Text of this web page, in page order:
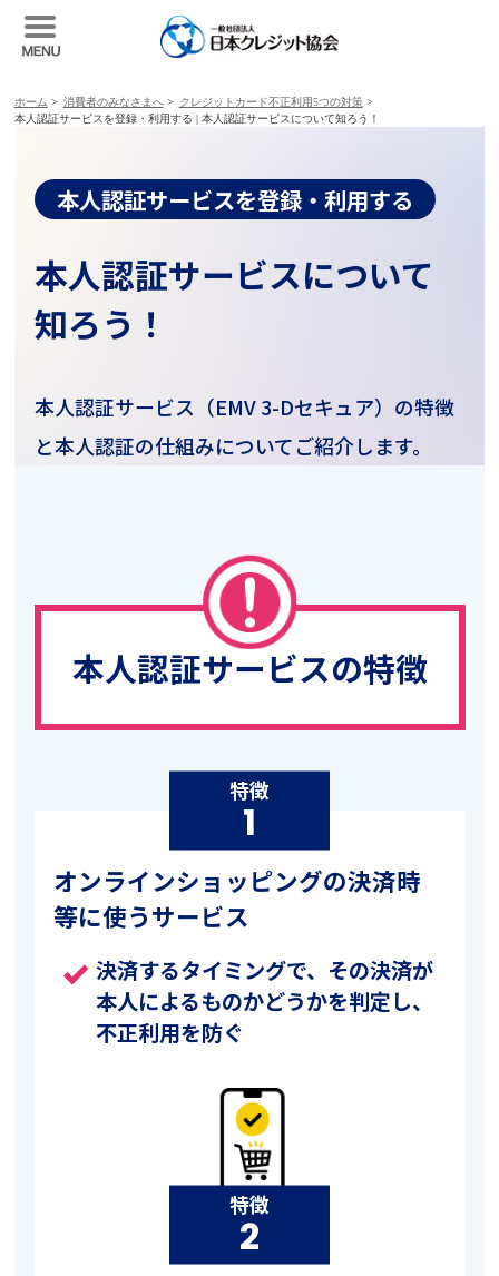
ホーム > 消費者のみなさまへ> クレジットカード不正利用5つの対策 >
本人認証サービスを登録・利用する | 本人認証サービスについて知ろう！
本人認証サービスを登録・利用する
本人認証サービスについて
知ろう！
本人認証サービス（EMV 3-Dセキュア）の特徴
と本人認証の仕組みについてご紹介します。
本人認証サービスの特徴
特徴
1
オンラインショッピングの決済時
等に使うサービス
done 決済するタイミングで、その決済が
本人によるものかどうかを判定し、
不正利用を防ぐ
特徴
2